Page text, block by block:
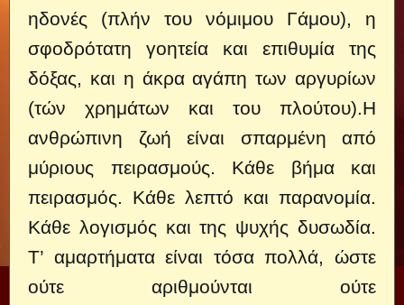
ηδονές (πλήν του νόμιμου Γάμου), η
σφοδρότατη γοητεία και επιθυμία της
δόξας, και η άκρα αγάπη των αργυρίων
(τών χρημάτων και του πλούτου).Η
ανθρώπινη ζωή είναι σπαρμένη από
μύριους πειρασμούς. Κάθε βήμα και
πειρασμός. Κάθε λεπτό και παρανομία.
Κάθε λογισμός και της ψυχής δυσωδία.
Τ’ αμαρτήματα είναι τόσα πολλά, ώστε
ούτε αριθμούνται ούτε